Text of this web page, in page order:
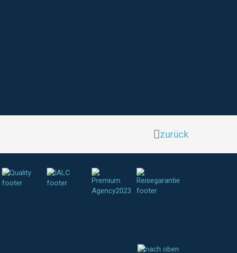
zurück